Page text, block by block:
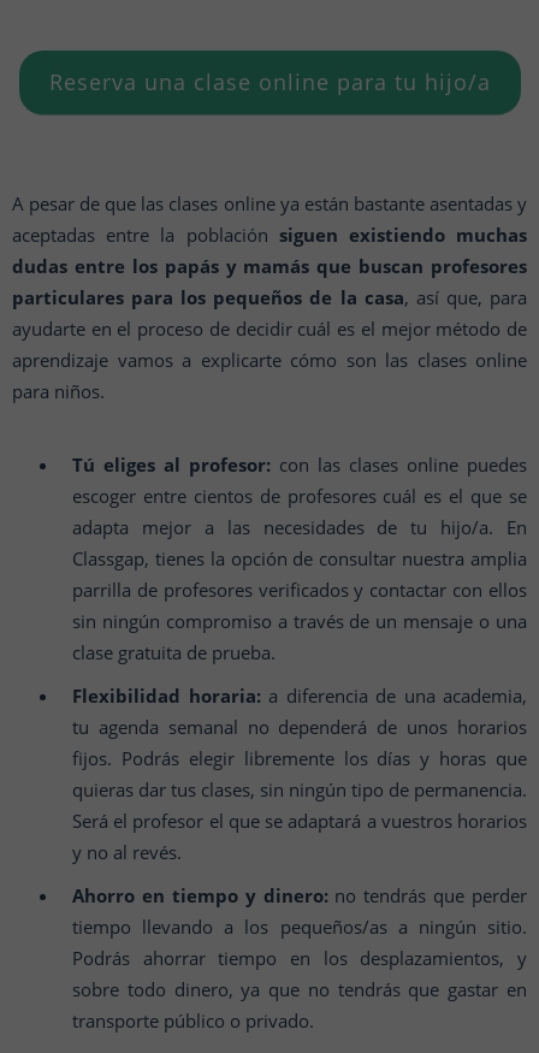
Reserva una clase online para tu hijo/a
A pesar de que las clases online ya están bastante asentadas y
aceptadas entre la población siguen existiendo muchas
dudas entre los papás y mamás que buscan profesores
particulares para los pequeños de la casa, así que, para
ayudarte en el proceso de decidir cuál es el mejor método de
aprendizaje vamos a explicarte cómo son las clases online
para niños.
Tú eliges al profesor: con las clases online puedes
escoger entre cientos de profesores cuál es el que se
adapta mejor a las necesidades de tu hijo/a. En
Classgap, tienes la opción de consultar nuestra amplia
parrilla de profesores verificados y contactar con ellos
sin ningún compromiso a través de un mensaje o una
clase gratuita de prueba.
Flexibilidad horaria:a diferencia de una academia,
tu agenda semanal no dependerá de unos horarios
fijos. Podrás elegir libremente los días y horas que
quieras dar tus clases, sin ningún tipo de permanencia.
Será el profesor el que se adaptará a vuestros horarios
y no al revés.
Ahorro en tiempo y dinero:no tendrás que perder
tiempo llevando a los pequeños/as a ningún sitio.
Podrás ahorrar tiempo en los desplazamientos, y
sobre todo dinero, ya que no tendrás que gastar en
transporte público o privado.